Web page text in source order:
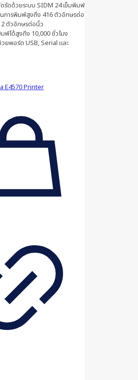
รัดด้วยระบบ SIDM 24 เข็มพิมพ์
นการพิมพ์สูงถึง 416 ตัวอักษรต่อ
ตัวอักษรต่อนิ้ว
พ์ได้สูงถึง 10,000 ชั่วโมง
ยพอร์ต USB, Serial และ